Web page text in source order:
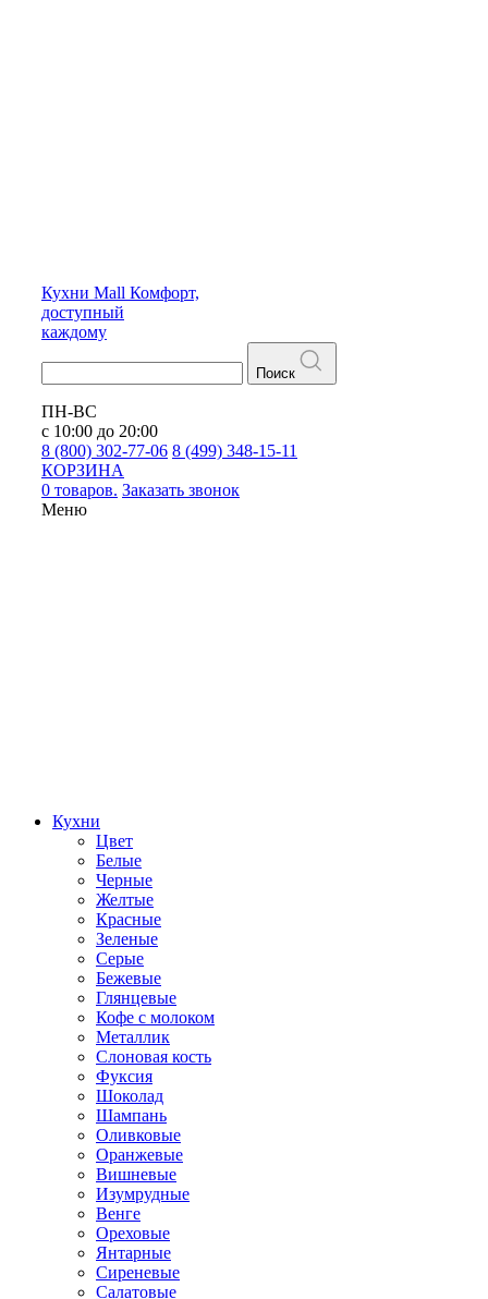
Кухни Mall Комфорт,
доступный
каждому
Поиск
ПН-ВС
с 10:00 до 20:00
8 (800) 302-77-06 8 (499) 348-15-11
КОРЗИНА
0 товаров. Заказать звонок
Меню
Кухни
Цвет
Белые
Черные
Желтые
Красные
Зеленые
Серые
Бежевые
Глянцевые
Кофе с молоком
Металлик
Слоновая кость
Фуксия
Шоколад
Шампань
Оливковые
Оранжевые
Вишневые
Изумрудные
Венге
Ореховые
Янтарные
Сиреневые
Салатовые